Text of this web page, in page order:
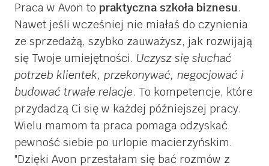
Praca w Avon to praktyczna szkoła biznesu.
Nawet jeśli wcześniej nie miałaś do czynienia
ze sprzedażą, szybko zauważysz, jak rozwijają
się Twoje umiejętności. Uczysz się słuchać
potrzeb klientek, przekonywać, negocjować i
budować trwałe relacje. To kompetencje, które
przydadzą Ci się w każdej późniejszej pracy.
Wielu mamom ta praca pomaga odzyskać
pewność siebie po urlopie macierzyńskim.
Dzięki Avon przestałam się bać rozmów z